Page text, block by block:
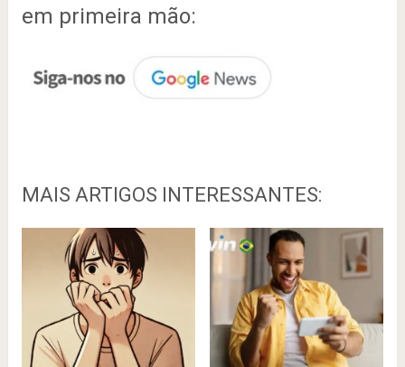
em primeira mão:
MAIS ARTIGOS INTERESSANTES: